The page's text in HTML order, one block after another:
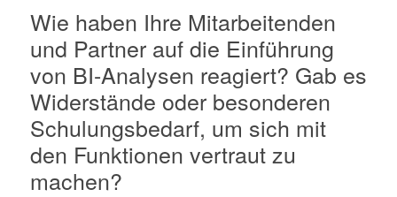
Wie haben Ihre Mitarbeitenden
und Partner auf die Einführung
von BI-Analysen reagiert? Gab es
Widerstände oder besonderen
Schulungsbedarf, um sich mit
den Funktionen vertraut zu
machen?